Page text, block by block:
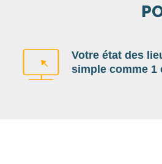
Votre état des
simple comme 1